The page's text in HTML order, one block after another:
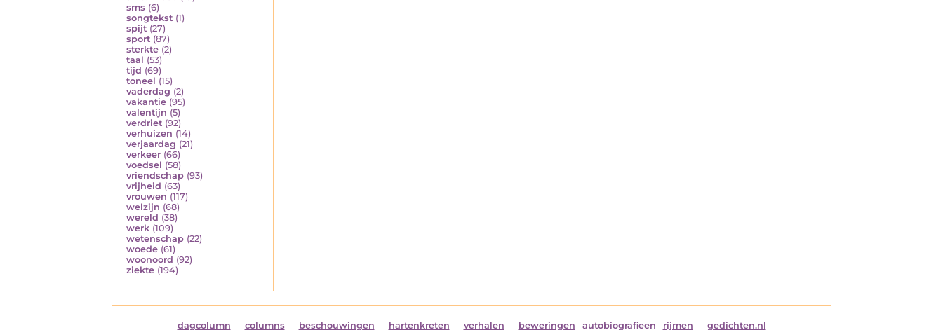
sms (6)
songtekst (1)
spijt (27)
sport (87)
sterkte (2)
taal (53)
tijd (69)
toneel (15)
vaderdag (2)
vakantie (95)
valentijn (5)
verdriet (92)
verhuizen (14)
verjaardag (21)
verkeer (66)
voedsel (58)
vriendschap (93)
vrijheid (63)
vrouwen (117)
welzijn (68)
wereld (38)
werk (109)
wetenschap (22)
woede (61)
woonoord (92)
ziekte (194)
dagcolumn columns beschouwingen hartenkreten verhalen beweringen autobiografieen rijmen gedichten.nl